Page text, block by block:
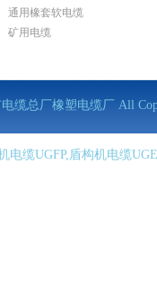
通用橡套软电缆
矿用电缆
电缆总厂橡塑电缆厂 All
电缆UGFP,盾构机电缆